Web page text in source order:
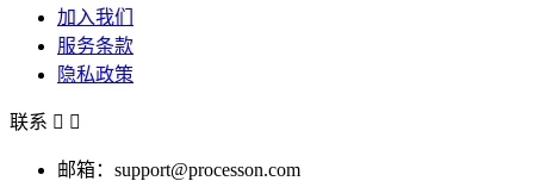
加入我们
服务条款
隐私政策
联系  
邮箱：support@processon.com